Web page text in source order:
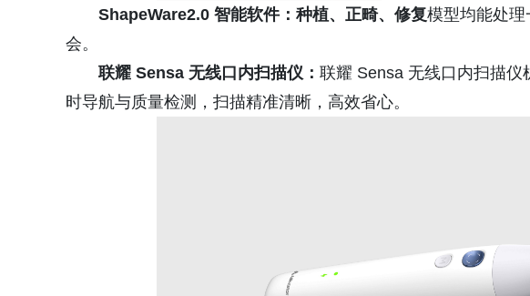
ShapeWare2.0 智能软件：种植、正畸、修复模型均能处
会。
联耀 Sensa 无线口内扫描仪： 联耀 Sensa 无线口内扫描
时导航与质量检测，扫描精准清晰，高效省心。